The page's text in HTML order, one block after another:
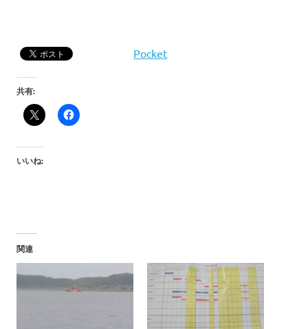
Pocket
共有:
いいね:
関連